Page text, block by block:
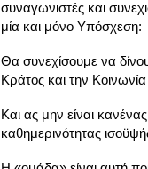
συναγωνιστές και
μία και μόνο Υπόσχεση:
Θα συνεχίσουμε να
Κράτος και την
Και ας μην είναι
καθημερινότητας